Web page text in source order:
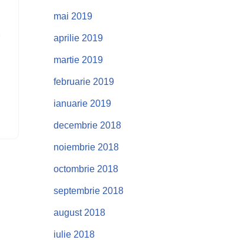
mai 2019
aprilie 2019
martie 2019
februarie 2019
ianuarie 2019
decembrie 2018
noiembrie 2018
octombrie 2018
septembrie 2018
august 2018
iulie 2018